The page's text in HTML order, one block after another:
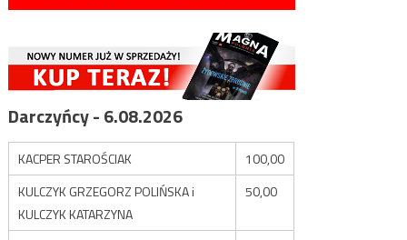
Darczyńcy - 6.08.2026
KACPER STAROŚCIAK
100,00
KULCZYK GRZEGORZ POLIŃSKA i
KULCZYK KATARZYNA
50,00